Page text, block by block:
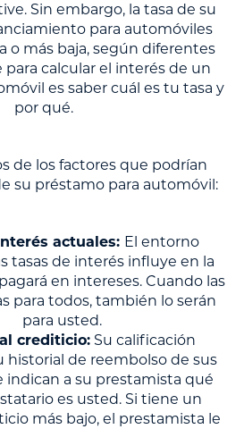
Sin embargo, la tasa de su
para automóviles
o más baja, según diferentes
para calcular el interés de un
es saber cuál es tu tasa y
por qué.
de los factores que podrían
su préstamo para automóvil:
actuales: El entorno
tasas de interés influye en la
en intereses. Cuando las
para todos, también lo serán
para usted.
crediticio: Su calificación
historial de reembolso de sus
indican a su prestamista qué
es usted. Si tiene un
más bajo, el prestamista le